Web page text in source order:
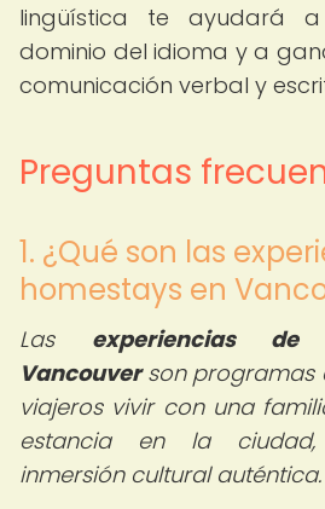
lingüística te ayudará
dominio del idioma y a
comunicación verbal y
Preguntas
1. ¿Qué son las
homestays en
Las experiencias
Vancouverson programas
viajeros vivir con una
estancia en la
inmersión cultural auténtica.